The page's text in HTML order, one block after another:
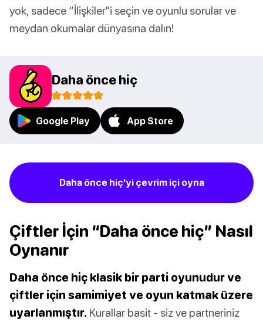
yok, sadece “İlişkiler"i seçin ve oyunlu sorular ve
meydan okumalar dünyasına dalın!
Daha önce hiç
Google Play App Store
Daha önce hiç'yi çevrim içi oyna
Çiftler İçin “Daha önce hiç” Nasıl
Oynanır
Daha önce hiç klasik bir parti oyunudur ve
çiftler için samimiyet ve oyun katmak üzere
uyarlanmıştır. Kurallar basit - siz ve partneriniz